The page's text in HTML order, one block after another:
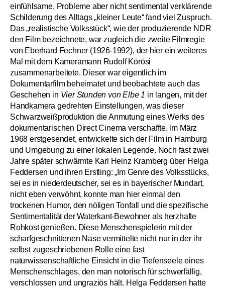
einfühlsame, Probleme aber nicht sentimental verklärende
Schilderung des Alltags „kleiner Leute“ fand viel Zuspruch.
Das „realistische Volksstück“, wie der produzierende NDR
den Film bezeichnete, war zugleich die zweite Filmregie
von Eberhard Fechner (1926-1992), der hier ein weiteres
Mal mit dem Kameramann Rudolf Körösi
zusammenarbeitete. Dieser war eigentlich im
Dokumentarfilm beheimatet und beobachtete auch das
Geschehen in Vier Stunden von Elbe 1 in langen, mit der
Handkamera gedrehten Einstellungen, was dieser
Schwarzweißproduktion die Anmutung eines Werks des
dokumentarischen Direct Cinema verschaffte. Im März
1968 erstgesendet, entwickelte sich der Film in Hamburg
und Umgebung zu einer lokalen Legende. Noch fast zwei
Jahre später schwärmte Karl Heinz Kramberg über Helga
Feddersen und ihren Erstling: „Im Genre des Volksstücks,
sei es in niederdeutscher, sei es in bayerischer Mundart,
nicht eben verwöhnt, konnte man hier einmal den
trockenen Humor, den nöligen Tonfall und die spezifische
Sentimentalität der Waterkant-Bewohner als herzhafte
Rohkost genießen. Diese Menschenspielerin mit der
scharfgeschnittenen Nase vermittelte nicht nur in der ihr
selbst zugeschriebenen Rolle eine fast
naturwissenschaftliche Einsicht in die Tiefenseele eines
Menschenschlages, den man notorisch für schwerfällig,
verschlossen und ungraziös hält. Helga Feddersen hatte